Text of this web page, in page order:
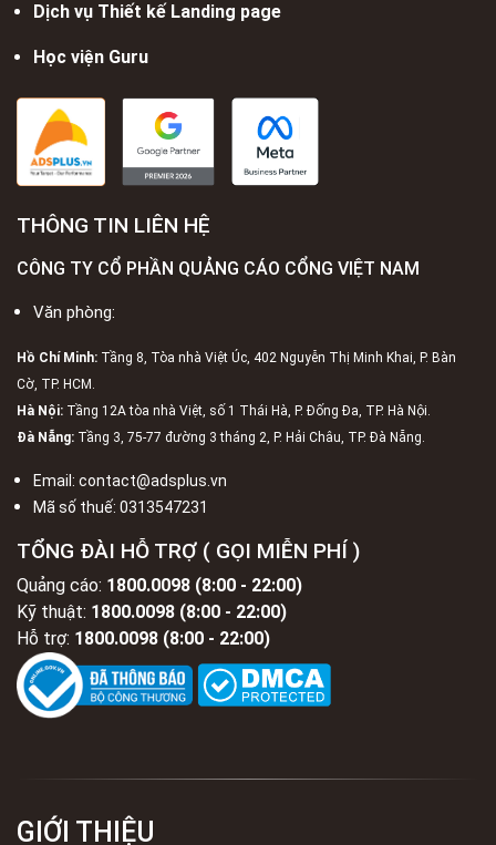
Dịch vụ Thiết kế Landing page
Học viện Guru
THÔNG TIN LIÊN HỆ
CÔNG TY CỔ PHẦN QUẢNG CÁO CỔNG VIỆT NAM
Văn phòng:
Hồ Chí Minh: Tầng 8, Tòa nhà Việt Úc, 402 Nguyễn Thị Minh Khai, P. Bàn
Cờ, TP. HCM.
Hà Nội: Tầng 12A tòa nhà Việt, số 1 Thái Hà, P. Đống Đa, TP. Hà Nội.
Đà Nẵng: Tầng 3, 75-77 đường 3 tháng 2, P. Hải Châu, TP. Đà Nẵng.
Email: contact@adsplus.vn
Mã số thuế: 0313547231
TỔNG ĐÀI HỖ TRỢ ( GỌI MIỄN PHÍ )
Quảng cáo: 1800.0098 (8:00 - 22:00)
Kỹ thuật: 1800.0098 (8:00 - 22:00)
Hỗ trợ: 1800.0098 (8:00 - 22:00)
GIỚI THIỆU